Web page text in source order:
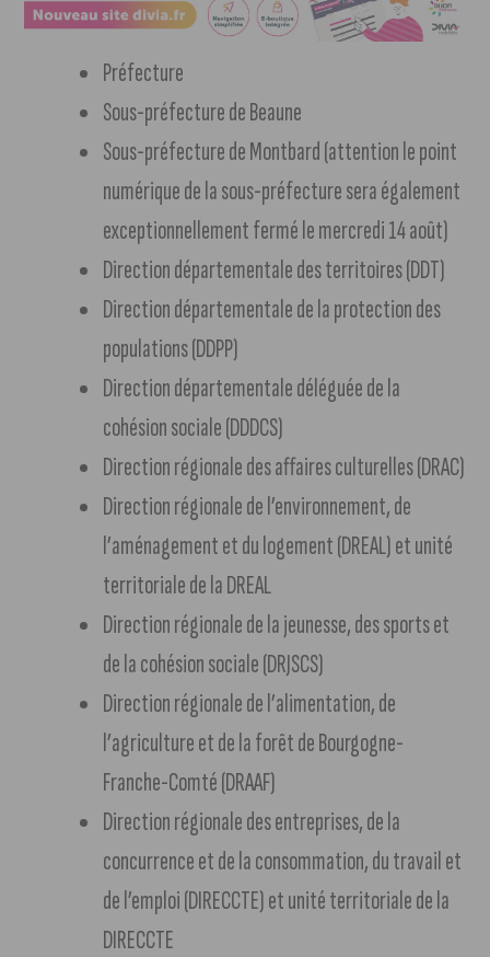
Préfecture
Sous-préfecture de Beaune
Sous-préfecture de Montbard (attention le point
numérique de la sous-préfecture sera également
exceptionnellement fermé le mercredi 14 août)
Direction départementale des territoires (DDT)
Direction départementale de la protection des
populations (DDPP)
Direction départementale déléguée de la
cohésion sociale (DDDCS)
Direction régionale des affaires culturelles (DRAC)
Direction régionale de l’environnement, de
l’aménagement et du logement (DREAL) et unité
territoriale de la DREAL
Direction régionale de la jeunesse, des sports et
de la cohésion sociale (DRJSCS)
Direction régionale de l’alimentation, de
l’agriculture et de la forêt de Bourgogne-
Franche-Comté (DRAAF)
Direction régionale des entreprises, de la
concurrence et de la consommation, du travail et
de l’emploi (DIRECCTE) et unité territoriale de la
DIRECCTE